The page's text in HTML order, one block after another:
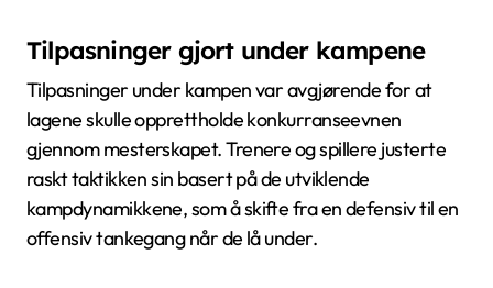
Tilpasninger gjort under kampene
Tilpasninger under kampen var avgjørende for at
lagene skulle opprettholde konkurranseevnen
gjennom mesterskapet. Trenere og spillere justerte
raskt taktikken sin basert på de utviklende
kampdynamikkene, som å skifte fra en defensiv til en
offensiv tankegang når de lå under.